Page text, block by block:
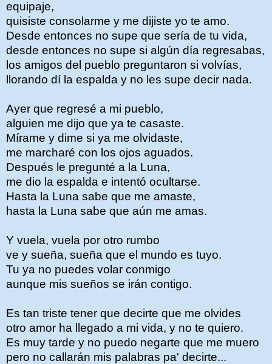
equipaje,
quisiste consolarme y me dijiste yo te amo.
Desde entonces no supe que sería de tu vida,
desde entonces no supe si algún día regresabas,
los amigos del pueblo preguntaron si volvías,
llorando dí la espalda y no les supe decir nada.
Ayer que regresé a mi pueblo,
alguien me dijo que ya te casaste.
Mírame y dime si ya me olvidaste,
me marcharé con los ojos aguados.
Después le pregunté a la Luna,
me dio la espalda e intentó ocultarse.
Hasta la Luna sabe que me amaste,
hasta la Luna sabe que aún me amas.
Y vuela, vuela por otro rumbo
ve y sueña, sueña que el mundo es tuyo.
Tu ya no puedes volar conmigo
aunque mis sueños se irán contigo.
Es tan triste tener que decirte que me olvides
otro amor ha llegado a mi vida, y no te quiero.
Es muy tarde y no puedo negarte que me muero
pero no callarán mis palabras pa' decirte...